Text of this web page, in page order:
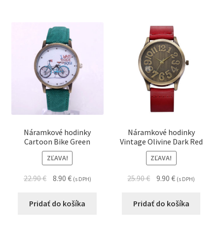
Náramkové hodinky
Cartoon Bike Green
ZĽAVA!
22.90€ 8.90 € (s DPH)
Pridať do košíka
Náramkové hodinky
Vintage Olivine Dark Red
ZĽAVA!
25.90€ 9.90€ (s DPH)
Pridať do košíka